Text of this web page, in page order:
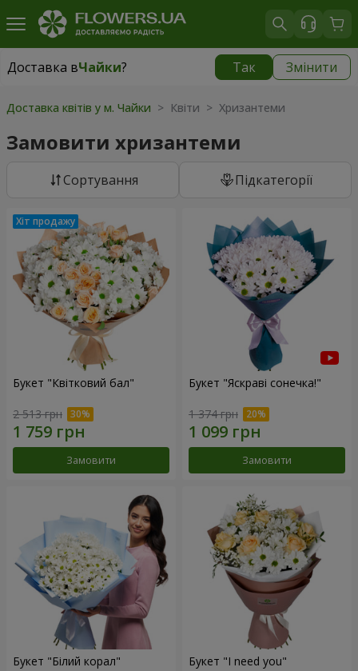
Доставка вЧайки? Так Змінити
Доставка вЧайки|
Доставка квітів у м. Чайки > Квіти > Хризантеми
Замовити хризантеми
Сортування Підкатегорії
Букет "Квітковий бал"
2 513 грн
Замовити
Букет "Яскраві сонечка!"
1 374 грн
Замовити
Букет "Білий корал" Букет "I need you"